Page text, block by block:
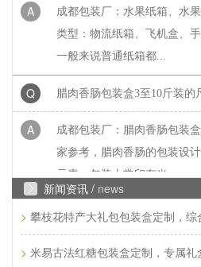
Q
A
Q 常见彩页印刷尺寸是多少
A
成都印刷厂家：常见彩页印
印刷尺寸是多大?那常见彩页
新闻资讯 / news
> 攀枝花特产大礼包包装盒定制，综
> 米易古法红糖包装盒定制，专属礼